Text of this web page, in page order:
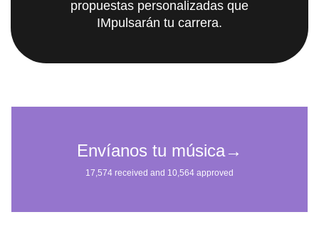
propuestas personalizadas que
IMpulsarán tu carrera.